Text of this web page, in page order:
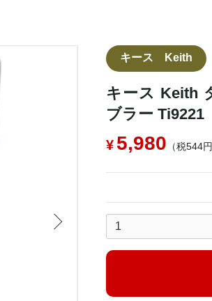
キース Keith
キース Keith
ブラー Ti9221
5,980 （税544円